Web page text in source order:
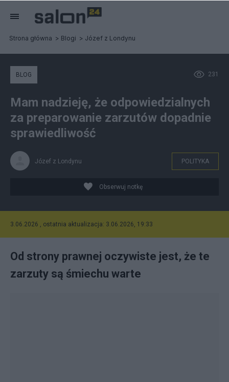
Strona główna Blogi Józef z Londynu
231
BLOG
Mam nadzieję, że odpowiedzialnych
za preparowanie zarzutów dopadnie
sprawiedliwość
Józef z Londynu POLITYKA
Obserwuj notkę
3.06.2026 , ostatnia aktualizacja: 3.06.2026, 19:33
Od strony prawnej oczywiste jest, że te
zarzuty są śmiechu warte